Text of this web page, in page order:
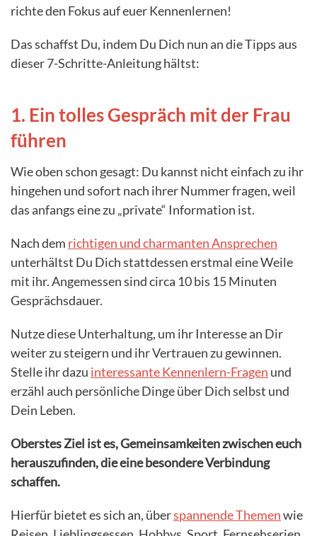
richte den Fokus auf euer Kennenlernen!
Das schaffst Du, indem Du Dich nun an die Tipps aus
dieser 7-Schritte-Anleitung hältst:
1. Ein tolles Gespräch mit der Frau
führen
Wie oben schon gesagt: Du kannst nicht einfach zu ihr
hingehen und sofort nach ihrer Nummer fragen, weil
das anfangs eine zu „private“ Information ist.
Nach dem richtigen und charmanten Ansprechen
unterhältst Du Dich stattdessen erstmal eine Weile
mit ihr. Angemessen sind circa 10 bis 15 Minuten
Gesprächsdauer.
Nutze diese Unterhaltung, um ihr Interesse an Dir
weiter zu steigern und ihr Vertrauen zu gewinnen.
Stelle ihr dazu interessante Kennenlern-Fragen und
erzähl auch persönliche Dinge über Dich selbst und
Dein Leben.
Oberstes Ziel ist es, Gemeinsamkeiten zwischen euch
herauszufinden, die eine besondere Verbindung
schaffen.
Hierfür bietet es sich an, überspannende Themenwie